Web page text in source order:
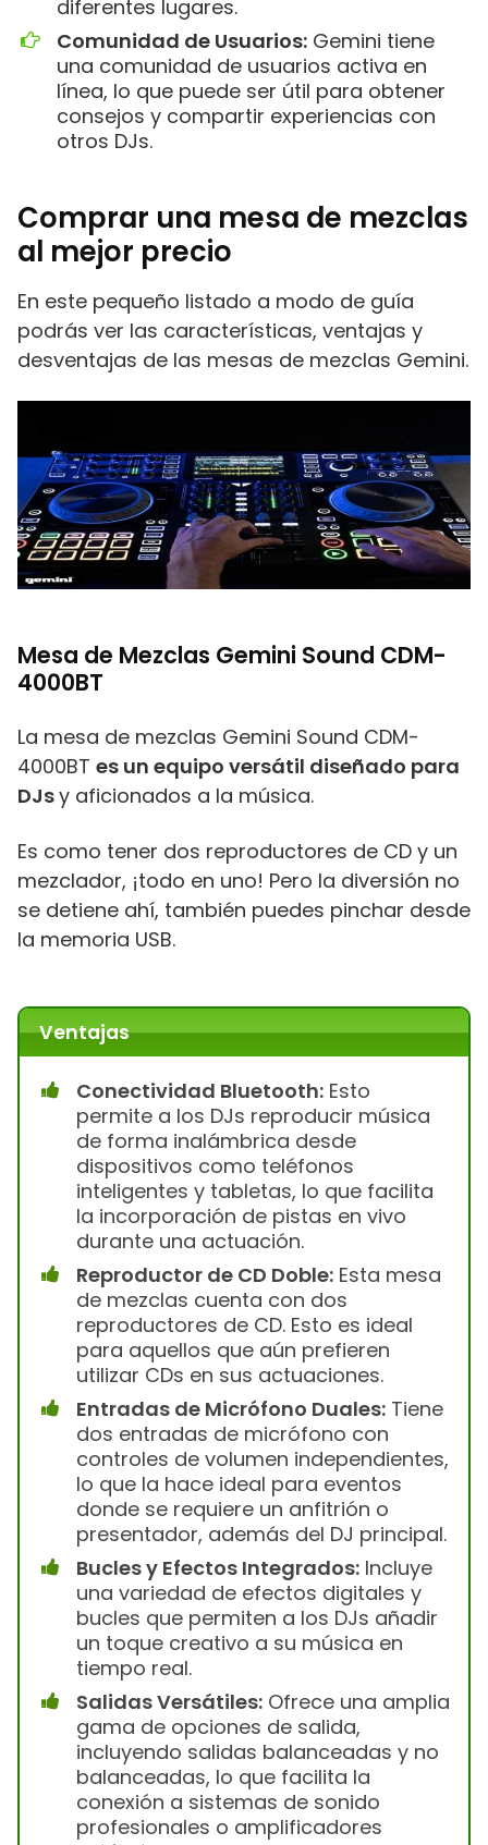
diferentes lugares.
Comunidad de Usuarios: Gemini tiene
una comunidad de usuarios activa en
línea, lo que puede ser útil para obtener
consejos y compartir experiencias con
otros DJs.
Comprar una mesa de mezclas
al mejor precio
En este pequeño listado a modo de guía
podrás ver las características, ventajas y
desventajas de las mesas de mezclas Gemini.
Mesa de Mezclas Gemini Sound CDM-
4000BT
La mesa de mezclas Gemini Sound CDM-
4000BT es un equipo versátil diseñado para
DJsy aficionados a la música.
Es como tener dos reproductores de CD y un
mezclador, ¡todo en uno! Pero la diversión no
se detiene ahí, también puedes pinchar desde
la memoria USB.
Ventajas
Conectividad Bluetooth: Esto
permite a los DJs reproducir música
de forma inalámbrica desde
dispositivos como teléfonos
inteligentes y tabletas, lo que facilita
la incorporación de pistas en vivo
durante una actuación.
Reproductor de CD Doble: Esta mesa
de mezclas cuenta con dos
reproductores de CD. Esto es ideal
para aquellos que aún prefieren
utilizar CDs en sus actuaciones.
Entradas de Micrófono Duales: Tiene
dos entradas de micrófono con
controles de volumen independientes,
lo que la hace ideal para eventos
donde se requiere un anfitrión o
presentador, además del DJ principal.
Bucles y Efectos Integrados: Incluye
una variedad de efectos digitales y
bucles que permiten a los DJs añadir
un toque creativo a su música en
tiempo real.
Salidas Versátiles: Ofrece una amplia
gama de opciones de salida,
incluyendo salidas balanceadas y no
balanceadas, lo que facilita la
conexión a sistemas de sonido
profesionales o amplificadores